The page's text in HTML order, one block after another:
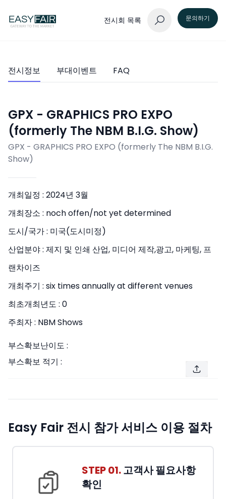
전시회 목록 문의하기
전시정보 부대이벤트 FAQ
GPX - GRAPHICS PRO EXPO
(formerly The NBM B.I.G. Show)
GPX - GRAPHICS PRO EXPO (formerly The NBM B.I.G.
Show)
개최일정 : 2024년 3월
개최장소 : noch offen/not yet determined
도시/국가 : 미국(도시미정)
산업분야 : 제지 및 인쇄 산업, 미디어 제작,광고, 마케팅, 프
랜차이즈
개최주기 : six times annually at different venues
최초개최년도 : 0
주최자 : NBM Shows
부스확보난이도 :
부스확보 적기 :
Easy Fair 전시 참가 서비스 이용 절차
STEP 01.고객사 필요사항
확인